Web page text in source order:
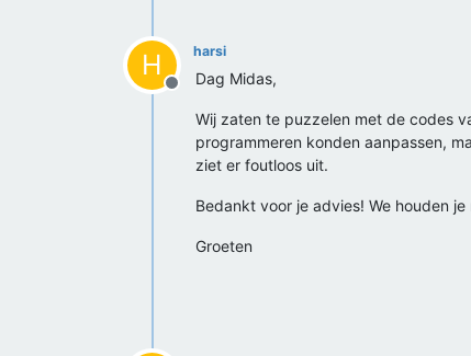
H
Offline
harsi
Dag Midas,
Wij zaten te puzzelen met de codes
programmeren konden aanpassen,
ziet er foutloos uit.
Bedankt voor je advies! We houden
Groeten